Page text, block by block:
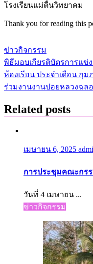
โรงเรียนแม่ตื่นวิทยาคม
Thank you for reading this
ข่าวกิจกรรม
แนะแนว
เรื่อง
พิธีมอบเกียรติบัตรการแข่
ห้องเรียน ประจำเดือน กุม
ร่วมงานงานปอยหลวงฉ
Related posts
เมษายน 6, 2025
การประชุมคณะกร
วันที่ 4 เมษายน ...
ข่าวกิจกรรม